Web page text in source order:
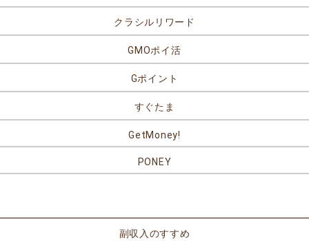
クラシルリワード
GMOポイ活
Gポイント
すぐたま
GetMoney!
PONEY
副収入のすすめ